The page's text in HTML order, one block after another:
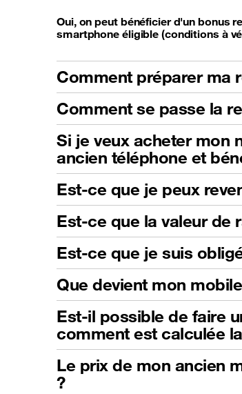
Oui, on peut bénéficier d'un bonus
smartphone éligible (conditions à
Comment préparer ma
Comment se passe la
Si je veux acheter mon
ancien téléphone et
Est-ce que je peux
Est-ce que la valeur de
Est-ce que je suis
Que devient mon
Est-il possible de faire
comment est calculée
Le prix de mon ancien
?